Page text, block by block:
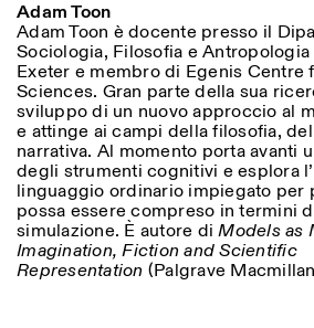
Adam Toon
Adam Toon è docente presso il
Sociologia, Filosofia e
Exeter e membro di Egenis Centre
Sciences. Gran parte della sua
sviluppo di un nuovo approccio al
e attinge ai campi della filosofia,
narrativa. Al momento porta avanti
degli strumenti cognitivi e esplora
linguaggio ordinario impiegato per
possa essere compreso in termini
simulazione. È autore diModels as
Imagination, Fiction and Scientific
Representation (Palgrave